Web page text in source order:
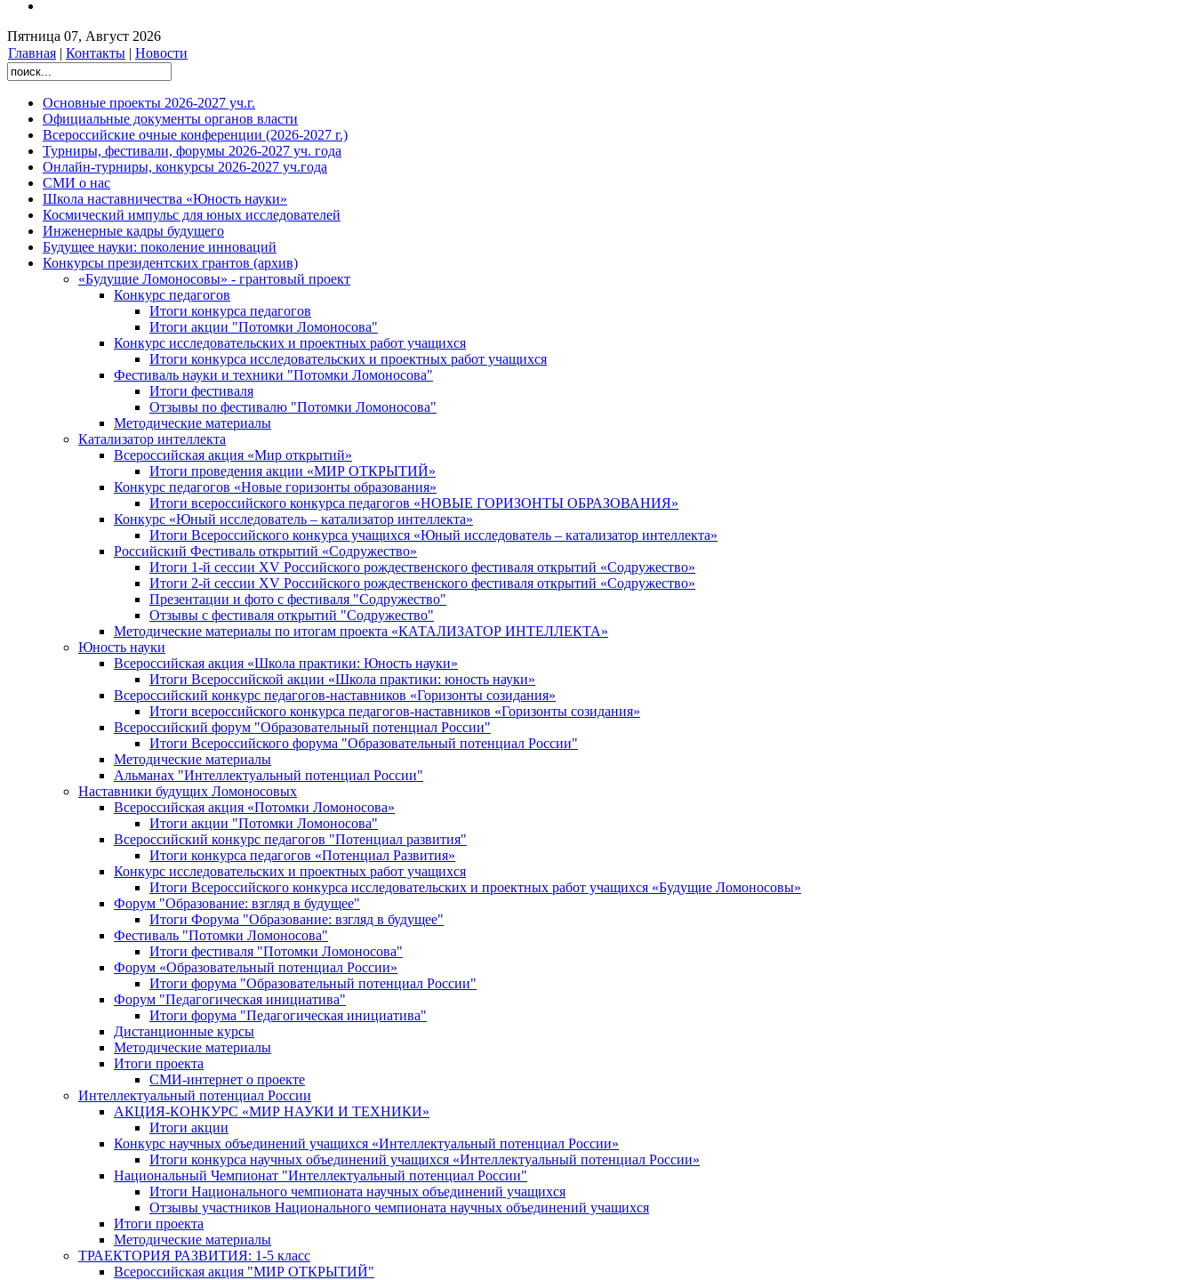
Пятница 07, Август 2026
Главная | Контакты | Новости
Основные проекты 2026-2027 уч.г.
Официальные документы органов власти
Всероссийские очные конференции (2026-2027 г.)
Турниры, фестивали, форумы 2026-2027 уч. года
Онлайн-турниры, конкурсы 2026-2027 уч.года
СМИ о нас
Школа наставничества «Юность науки»
Космический импульс для юных исследователей
Инженерные кадры будущего
Будущее науки: поколение инноваций
Конкурсы президентских грантов (архив)
«Будущие Ломоносовы» - грантовый проект
Конкурс педагогов
Итоги конкурса педагогов
Итоги акции "Потомки Ломоносова"
Конкурс исследовательских и проектных работ учащихся
Итоги конкурса исследовательских и проектных работ учащихся
Фестиваль науки и техники "Потомки Ломоносова"
Итоги фестиваля
Отзывы по фестивалю "Потомки Ломоносова"
Методические материалы
Катализатор интеллекта
Всероссийская акция «Мир открытий»
Итоги проведения акции «МИР ОТКРЫТИЙ»
Конкурс педагогов «Новые горизонты образования»
Итоги всероссийского конкурса педагогов «НОВЫЕ ГОРИЗОНТЫ ОБРАЗОВАНИЯ»
Конкурс «Юный исследователь – катализатор интеллекта»
Итоги Всероссийского конкурса учащихся «Юный исследователь – катализатор интеллекта»
Российский Фестиваль открытий «Содружество»
Итоги 1-й сессии XV Российского рождественского фестиваля открытий «Содружество»
Итоги 2-й сессии XV Российского рождественского фестиваля открытий «Содружество»
Презентации и фото с фестиваля "Содружество"
Отзывы с фестиваля открытий "Содружество"
Методические материалы по итогам проекта «КАТАЛИЗАТОР ИНТЕЛЛЕКТА»
Юность науки
Всероссийская акция «Школа практики: Юность науки»
Итоги Всероссийской акции «Школа практики: юность науки»
Всероссийский конкурс педагогов-наставников «Горизонты созидания»
Итоги всероссийского конкурса педагогов-наставников «Горизонты созидания»
Всероссийский форум "Образовательный потенциал России"
Итоги Всероссийского форума "Образовательный потенциал России"
Методические материалы
Альманах "Интеллектуальный потенциал России"
Наставники будущих Ломоносовых
Всероссийская акция «Потомки Ломоносова»
Итоги акции "Потомки Ломоносова"
Всероссийский конкурс педагогов "Потенциал развития"
Итоги конкурса педагогов «Потенциал Развития»
Конкурс исследовательских и проектных работ учащихся
Итоги Всероссийского конкурса исследовательских и проектных работ учащихся «Будущие Ломоносовы»
Форум "Образование: взгляд в будущее"
Итоги Форума "Образование: взгляд в будущее"
Фестиваль "Потомки Ломоносова"
Итоги фестиваля "Потомки Ломоносова"
Форум «Образовательный потенциал России»
Итоги форума "Образовательный потенциал России"
Форум "Педагогическая инициатива"
Итоги форума "Педагогическая инициатива"
Дистанционные курсы
Методические материалы
Итоги проекта
СМИ-интернет о проекте
Интеллектуальный потенциал России
АКЦИЯ-КОНКУРС «МИР НАУКИ И ТЕХНИКИ»
Итоги акции
Конкурс научных объединений учащихся «Интеллектуальный потенциал России»
Итоги конкурса научных объединений учащихся «Интеллектуальный потенциал России»
Национальный Чемпионат "Интеллектуальный потенциал России"
Итоги Национального чемпионата научных объединений учащихся
Отзывы участников Национального чемпионата научных объединений учащихся
Итоги проекта
Методические материалы
ТРАЕКТОРИЯ РАЗВИТИЯ: 1-5 класс
Всероссийская акция "МИР ОТКРЫТИЙ"